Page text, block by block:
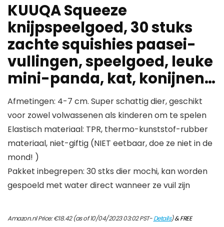
KUUQA Squeeze
knijpspeelgoed, 30 stuks
zachte squishies paasei-
vullingen, speelgoed, leuke
mini-panda, kat, konijnen…
Afmetingen: 4-7 cm. Super schattig dier, geschikt
voor zowel volwassenen als kinderen om te spelen
Elastisch materiaal: TPR, thermo-kunststof-rubber
materiaal, niet-giftig (NIET eetbaar, doe ze niet in de
mond! )
Pakket inbegrepen: 30 stks dier mochi, kan worden
gespoeld met water direct wanneer ze vuil zijn
Amazon.nl Price:€18.42(as of 10/04/2023 03:02 PST-Details)&FREE